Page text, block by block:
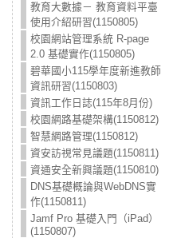
教育大數據－ 教育資料平臺
使用介紹研習(1150805)
校園網站管理系統 R-page
2.0 基礎實作(1150805)
碧華國小115學年度新進教師
資訊研習(1150803)
資訊工作日誌(115年8月份)
校園網路基礎架構(1150812)
智慧網路管理(1150812)
資安訪視常見議題(1150811)
資通安全新興議題(1150810)
DNS基礎概論與WebDNS實
作(1150811)
Jamf Pro 基礎入門（iPad）
(1150807)